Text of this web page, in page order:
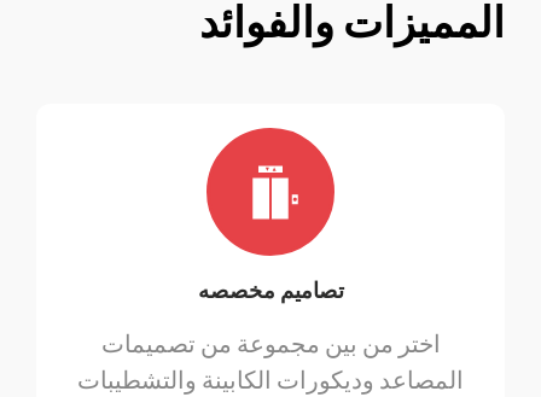
المميزات والفوائد
تصاميم مخصصه
اختر من بين مجموعة من تصميمات
المصاعد وديكورات الكابينة والتشطيبات